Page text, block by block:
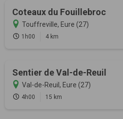
Coteaux du Fouillebroc
Touffreville, Eure (27)
1h00 4 km
Sentier de Val-de-Reuil
Val-de-Reuil, Eure (27)
4h00 15 km